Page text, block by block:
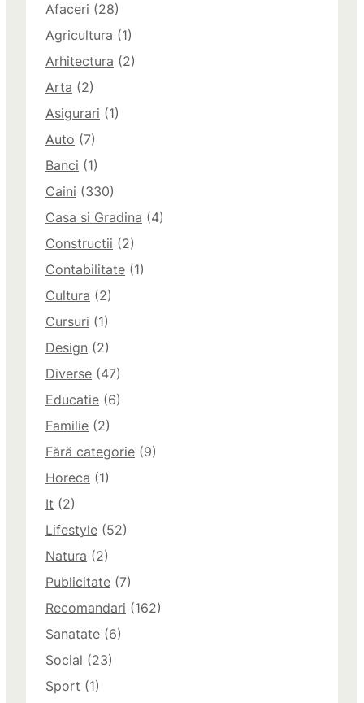
Afaceri (28)
Agricultura (1)
Arhitectura (2)
Arta (2)
Asigurari (1)
Auto (7)
Banci (1)
Caini (330)
Casa si Gradina (4)
Constructii (2)
Contabilitate (1)
Cultura (2)
Cursuri (1)
Design (2)
Diverse (47)
Educatie (6)
Familie (2)
Fără categorie (9)
Horeca (1)
It (2)
Lifestyle (52)
Natura (2)
Publicitate (7)
Recomandari (162)
Sanatate (6)
Social (23)
Sport (1)